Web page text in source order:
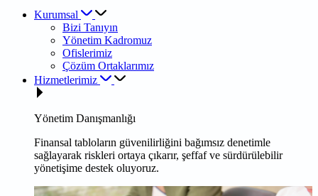
Kurumsal
Bizi Tanıyın
Yönetim Kadromuz
Ofislerimiz
Çözüm Ortaklarımız
Hizmetlerimiz
Yönetim Danışmanlığı
Finansal tabloların güvenilirliğini bağımsız denetimle
sağlayarak riskleri ortaya çıkarır, şeffaf ve sürdürülebilir
yönetişime destek oluyoruz.